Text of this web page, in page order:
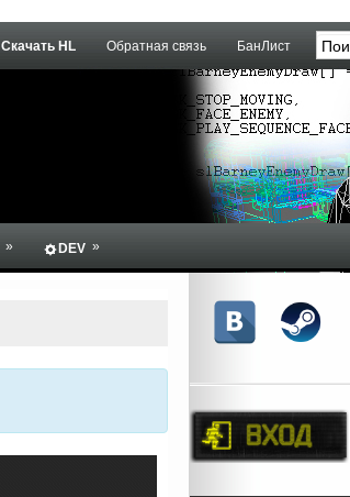
Скачать HL Обратная связь БанЛист
» DEV »